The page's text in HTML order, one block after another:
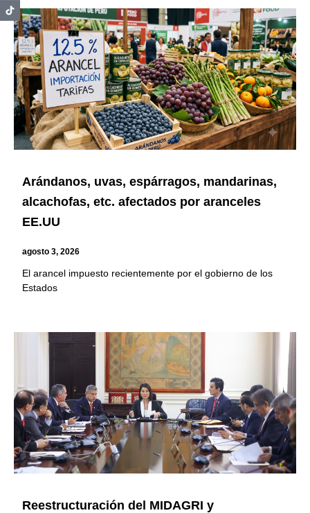
Arándanos, uvas, espárragos, mandarinas,
alcachofas, etc. afectados por aranceles
EE.UU
agosto 3, 2026
El arancel impuesto recientemente por el gobierno de los
Estados
Reestructuración del MIDAGRI y